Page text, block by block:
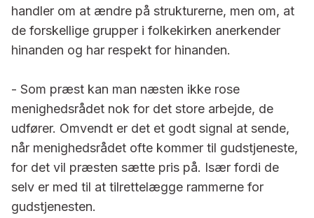
handler om at ændre på strukturerne, men om, at
de for­skellige grupper i folkekirken aner­kender
hinanden og har respekt for hinanden.
- Som præst kan man næsten ikke rose
menighedsrådet nok for det store arbejde, de
udfører. Omvendt er det et godt signal at sende,
når menighedsrådet ofte kommer til gudstjeneste,
for det vil præsten sætte pris på. Især fordi de
selv er med til at tilrettelægge rammerne for
gudstjenesten.